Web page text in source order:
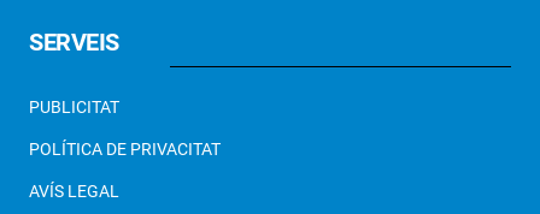
SERVEIS
PUBLICITAT
POLÍTICA DE PRIVACITAT
AVÍS LEGAL